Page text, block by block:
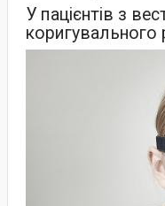
У пацієнтів з
коригувального